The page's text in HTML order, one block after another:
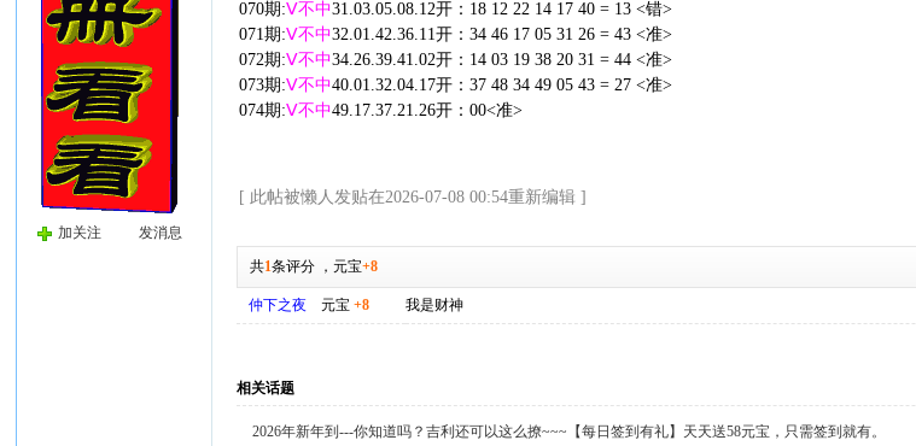
加关注 发消息
070期:Ⅴ不中31.03.05.08.12开：18 12 22 14 17 40 = 13 <错>
071期:Ⅴ不中32.01.42.36.11开：34 46 17 05 31 26 = 43 <准>
072期:Ⅴ不中34.26.39.41.02开：14 03 19 38 20 31 = 44 <准>
073期:Ⅴ不中40.01.32.04.17开：37 48 34 49 05 43 = 27 <准>
074期:Ⅴ不中49.17.37.21.26开：00<准>
[ 此帖被懒人发贴在2026-07-08 00:54重新编辑 ]
共1条评分 ，元宝+8
仲下之夜 元宝+8 我是财神
相关话题
2026年新年到---你知道吗？吉利还可以这么撩~~~【每日签到有礼】天天送58元宝，只需签到就有。